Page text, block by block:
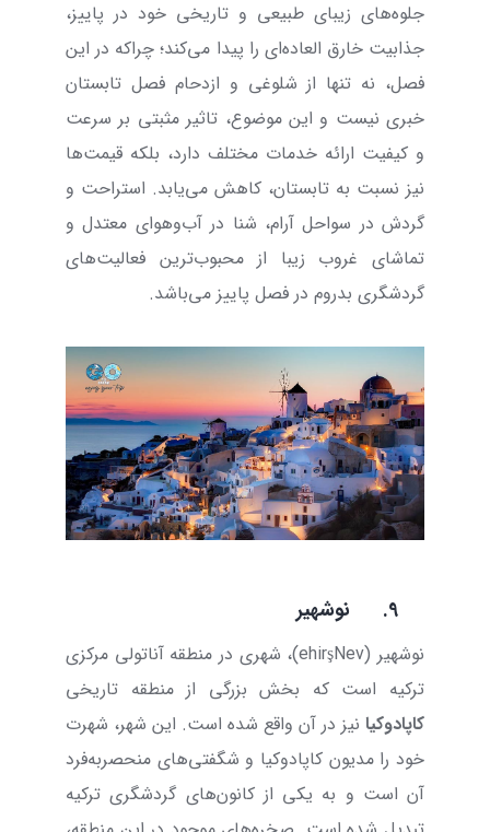
جلوه‌های زیبای طبیعی و تاریخی خود در پاییز،
جذابیت خارق العاده‌ای را پیدا می‌کند؛ چراکه در این
فصل، نه تنها از شلوغی و ازدحام فصل تابستان
خبری نیست و این موضوع، تاثیر مثبتی بر سرعت
و کیفیت ارائه خدمات مختلف دارد، بلکه قیمت‌ها
نیز نسبت به تابستان، کاهش می‌یابد. استراحت و
گردش در سواحل آرام، شنا در آب‌و‌هوای معتدل و
تماشای غروب زیبا از محبوب‌ترین فعالیت‌های
گردشگری بدروم در فصل پاییز می‌باشد.
9. نوشهیر
نوشهیر (Nev
ş
ehir)، شهری در منطقه آناتولی مرکزی
ترکیه است که بخش بزرگی از منطقه تاریخی
کاپادوکیا نیز در آن واقع شده است. این شهر، شهرت
خود را مدیون کاپادوکیا و شگفتی‌های منحصر‌به‌فرد
آن است و به یکی از کانون‌های گردشگری ترکیه